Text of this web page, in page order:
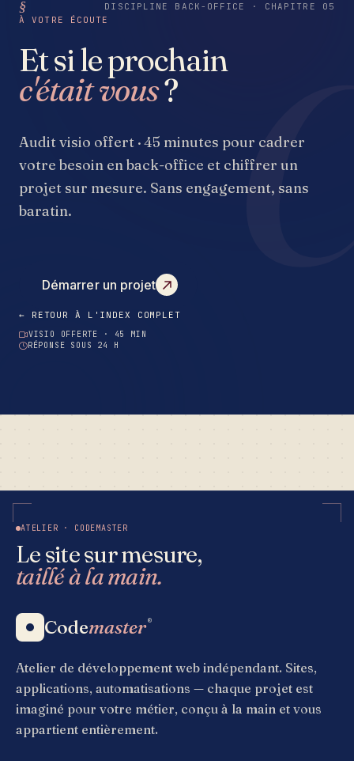
DISCIPLINE BACK-OFFICE · CHAPITRE 05
À VOTRE ÉCOUTE
Et si le prochain
c'était vous?
Audit visio offert · 45 minutes pour cadrer
votre besoin en back-office et chiffrer un
projet sur mesure. Sans engagement, sans
baratin.
Démarrer un projet
← RETOUR À L'INDEX COMPLET
VISIO OFFERTE · 45 MIN
RÉPONSE SOUS 24 H
ATELIER · CODEMASTER
Le site sur mesure,
taillé à la main.
Codemaster®
Atelier de développement web indépendant. Sites,
applications, automatisations — chaque projet est
imaginé pour votre métier, conçu à la main et vous
appartient entièrement.